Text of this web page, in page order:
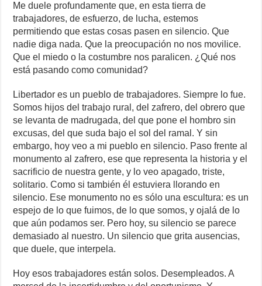
Me duele profundamente que, en esta tierra de
trabajadores, de esfuerzo, de lucha, estemos
permitiendo que estas cosas pasen en silencio. Que
nadie diga nada. Que la preocupación no nos movilice.
Que el miedo o la costumbre nos paralicen. ¿Qué nos
está pasando como comunidad?
Libertador es un pueblo de trabajadores. Siempre lo fue.
Somos hijos del trabajo rural, del zafrero, del obrero que
se levanta de madrugada, del que pone el hombro sin
excusas, del que suda bajo el sol del ramal. Y sin
embargo, hoy veo a mi pueblo en silencio. Paso frente al
monumento al zafrero, ese que representa la historia y el
sacrificio de nuestra gente, y lo veo apagado, triste,
solitario. Como si también él estuviera llorando en
silencio. Ese monumento no es sólo una escultura: es un
espejo de lo que fuimos, de lo que somos, y ojalá de lo
que aún podamos ser. Pero hoy, su silencio se parece
demasiado al nuestro. Un silencio que grita ausencias,
que duele, que interpela.
Hoy esos trabajadores están solos. Desempleados. A